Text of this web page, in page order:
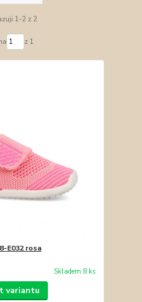
1-2 z 2
z 1
E032 rosa
Skladem 8 ks
variantu